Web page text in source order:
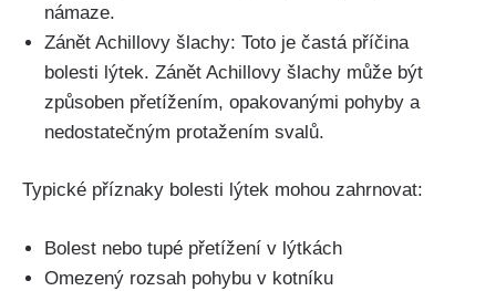
námaze.
Zánět​ Achillovy šlachy: ⁣Toto je častá příčina
bolesti ⁤lýtek. Zánět ⁣Achillovy šlachy může být
způsoben přetížením, ⁣opakovanými pohyby ⁤a‌
nedostatečným protažením⁤ svalů.
Typické ​příznaky bolesti lýtek mohou zahrnovat:
Bolest nebo tupé ⁢přetížení v lýtkách
Omezený⁣ rozsah pohybu v kotníku